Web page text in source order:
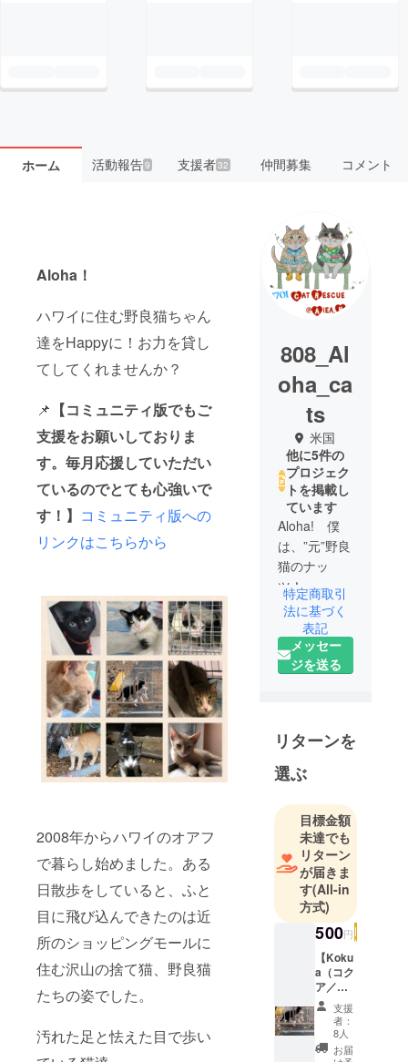
ホーム 活動報告9 支援者32 仲間募集 コメント
Aloha！
ハワイに住む野良猫ちゃん
達をHappyに！お力を貸し
てしてくれませんか？
📌 【コミュニティ版でもご
支援をお願いしておりま
す。毎月応援していただい
ているのでとても心強いで
す！】 コミュニティ版への
リンクはこちらから
2008年からハワイのオアフ
で暮らし始めました。ある
日散歩をしていると、ふと
目に飛び込んできたのは近
所のショッピングモールに
住む沢山の捨て猫、野良猫
たちの姿でした。
汚れた足と怯えた目で歩い
808_Al
oha_ca
ts
米国
他に5件の
プロジェク
トを掲載し
ています
Aloha! 僕
は、”元”野良
猫のナッ
ツ！
2008年から
僕のかあ
ちゃんは、
フ島”アイエ
ア”に暮らし
始めまし
た。
”アイエ
ア”は、美し
い入江の真
珠湾からは
車で10分程
あり、ロコ
(ローカル)も
多く住んで
いる住宅街
で、近くに
特定商取引
法に基づく
表記
メッセー
ジを送る
リターンを
選ぶ
目標金額
未達でも
リターン
が届きま
す(All-in
方式)
500円
【Koku
a（コク
ア／お
互いに
助け合
い）メ
ン
支援
者：
8人
お届